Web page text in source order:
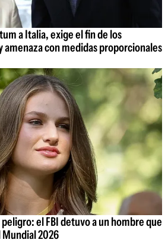
a Italia, exige el fin de los
con medidas proporcionales
el FBI detuvo a un hombre que
2026